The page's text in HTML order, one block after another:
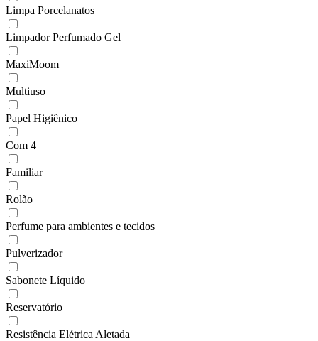
Limpa Porcelanatos
Limpador Perfumado Gel
MaxiMoom
Multiuso
Papel Higiênico
Com 4
Familiar
Rolão
Perfume para ambientes e tecidos
Pulverizador
Sabonete Líquido
Reservatório
Resistência Elétrica Aletada